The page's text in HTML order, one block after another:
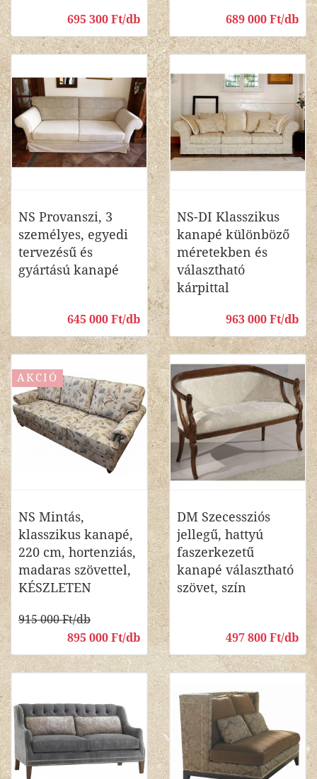
695 300 Ft/db 689 000 Ft/db
NS Provanszi, 3
személyes, egyedi
tervezésű és
gyártású kanapé
645 000 Ft/db
NS-DI Klasszikus
kanapé különböző
méretekben és
választható
kárpittal
963 000 Ft/db
AKCIÓ
NS Mintás,
klasszikus kanapé,
220 cm, hortenziás,
madaras szövettel,
KÉSZLETEN
915 000 Ft/db
895 000 Ft/db
DM Szecessziós
jellegű, hattyú
faszerkezetű
kanapé választható
szövet, szín
497 800 Ft/db